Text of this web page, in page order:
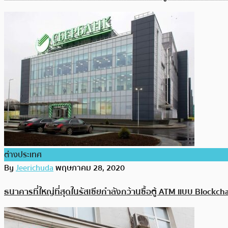
ต่างประเทศ
ByJeerichudaพฤษภาคม 28, 2020
ธนาคารที่ใหญ่ที่สุดในรัสเซียกำลังกว้านซื้อตู้ ATM แบบ